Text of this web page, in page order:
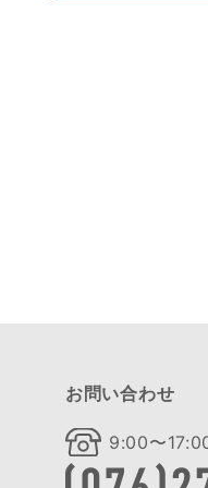
お問い合わせ
9:00〜